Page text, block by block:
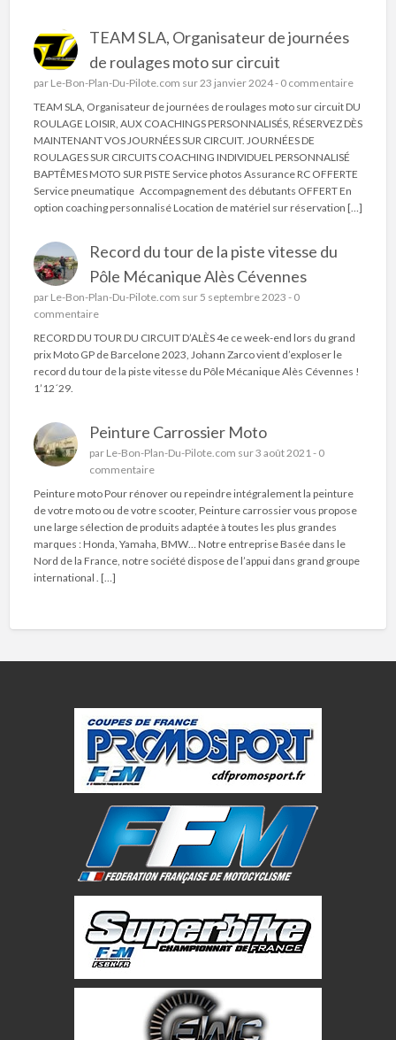
TEAM SLA, Organisateur de journées
de roulages moto sur circuit
par Le-Bon-Plan-Du-Pilote.com sur 23 janvier 2024 - 0 commentaire
TEAM SLA, Organisateur de journées de roulages moto sur circuit DU
ROULAGE LOISIR, AUX COACHINGS PERSONNALISÉS, RÉSERVEZ DÈS
MAINTENANT VOS JOURNÉES SUR CIRCUIT. JOURNÉES DE
ROULAGES SUR CIRCUITS COACHING INDIVIDUEL PERSONNALISÉ
BAPTÊMES MOTO SUR PISTE Service photos Assurance RC OFFERTE
Service pneumatique Accompagnement des débutants OFFERT En
option coaching personnalisé Location de matériel sur réservation […]
Record du tour de la piste vitesse du
Pôle Mécanique Alès Cévennes
par Le-Bon-Plan-Du-Pilote.com sur 5 septembre 2023 - 0
commentaire
RECORD DU TOUR DU CIRCUIT D’ALÈS 4e ce week-end lors du grand
prix Moto GP de Barcelone 2023, Johann Zarco vient d’exploser le
record du tour de la piste vitesse du Pôle Mécanique Alès Cévennes !
1’12´29.
Peinture Carrossier Moto
par Le-Bon-Plan-Du-Pilote.com sur 3 août 2021 - 0
commentaire
Peinture moto Pour rénover ou repeindre intégralement la peinture
de votre moto ou de votre scooter, Peinture carrossier vous propose
une large sélection de produits adaptée à toutes les plus grandes
marques : Honda, Yamaha, BMW… Notre entreprise Basée dans le
Nord de la France, notre société dispose de l’appui dans grand groupe
international . […]